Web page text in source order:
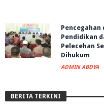
Pencegahan
Pendidikan
Pelecehan
Dihukum
ADMIN ABDYA
BERITA TERKINI